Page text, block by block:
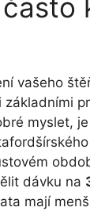
vašeho
myslet, je
dávku na
mají